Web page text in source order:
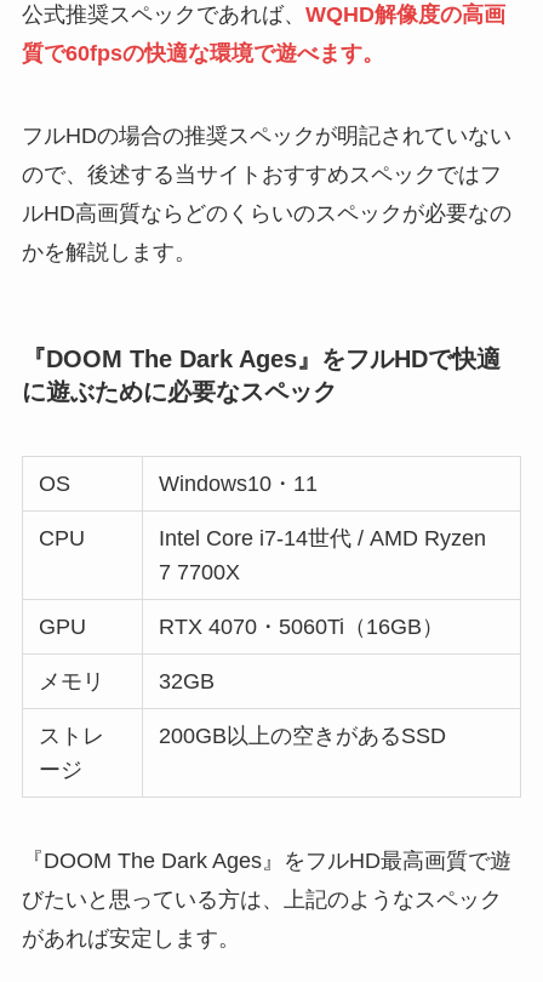
公式推奨スペックであれば、 WQHD解像度の高画
質で60fpsの快適な環境で遊べます。
フルHDの場合の推奨スペックが明記されていない
ので、後述する当サイトおすすめスペックではフ
ルHD高画質ならどのくらいのスペックが必要なの
かを解説します。
『DOOM The Dark Ages』をフルHDで快適
に遊ぶために必要なスペック
OS Windows10・11
CPU
Intel Core i7-14世代 / AMD Ryzen
7 7700X
GPU RTX 4070・5060Ti（16GB）
メモリ 32GB
ストレ
ージ
200GB以上の空きがあるSSD
『DOOM The Dark Ages』をフルHD最高画質で遊
びたいと思っている方は、上記のようなスペック
があれば安定します。